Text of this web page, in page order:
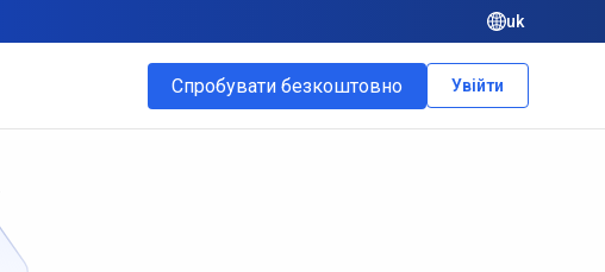
uk
Спробувати безкоштовно Увійти